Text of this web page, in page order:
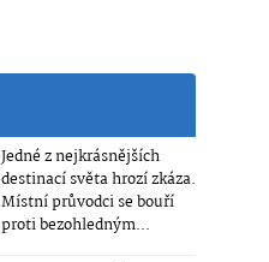
Jedné z nejkrásnějších
destinací světa hrozí zkáza.
Místní průvodci se bouří
proti bezohledným...